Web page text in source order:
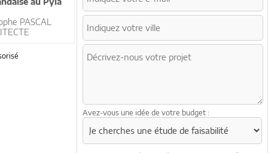
PASCAL
Avez-vous une idée de votre budget :